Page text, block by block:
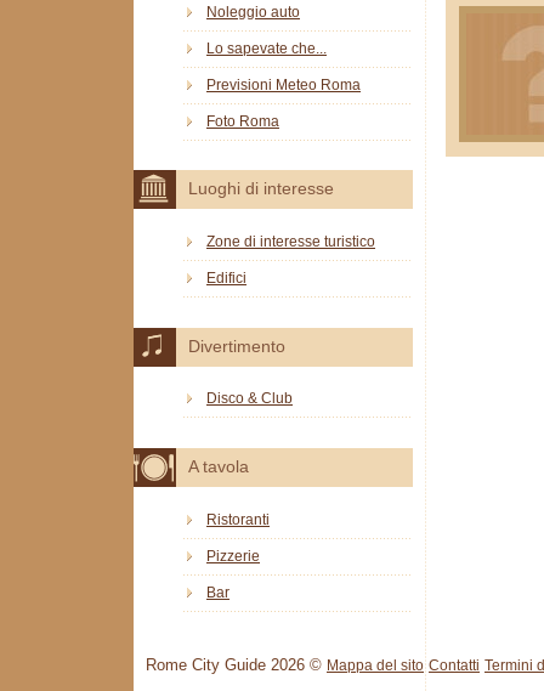
Noleggio auto
Lo sapevate che...
Previsioni Meteo Roma
Foto Roma
Luoghi di interesse
Zone di interesse turistico
Edifici
Divertimento
Disco & Club
A tavola
Ristoranti
Pizzerie
Bar
Rome City Guide 2026 © Mappa del sito Contatti Termini